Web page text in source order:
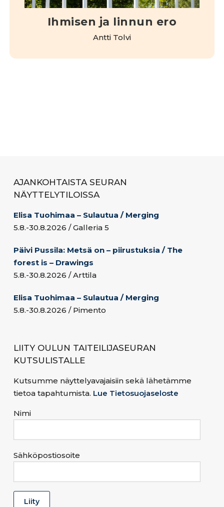
Ihmisen ja linnun ero
Antti Tolvi
AJANKOHTAISTA SEURAN
NÄYTTELYTILOISSA
Elisa Tuohimaa – Sulautua / Merging
5.8.-30.8.2026 / Galleria 5
Päivi Pussila: Metsä on – piirustuksia / The
forest is – Drawings
5.8.-30.8.2026 / Arttila
Elisa Tuohimaa – Sulautua / Merging
5.8.-30.8.2026 / Pimento
LIITY OULUN TAITEILIJASEURAN
KUTSULISTALLE
Kutsumme näyttelyavajaisiin sekä lähetämme
tietoa tapahtumista. Lue Tietosuojaseloste
Nimi
Sähköpostiosoite